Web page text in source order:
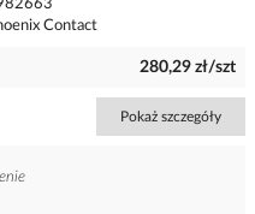
Contact
280,29 zł/szt
Pokaż szczegóły